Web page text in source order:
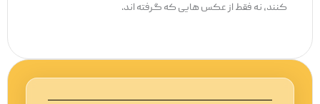
‌کنند، نه فقط از عکس‌ هایی که گرفته اند.